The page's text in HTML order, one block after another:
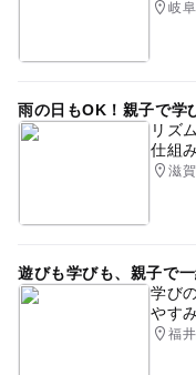
岐
雨の日もOK！親子で学
リズ
仕組
滋
遊びも学びも、親子で
学び
やす
福